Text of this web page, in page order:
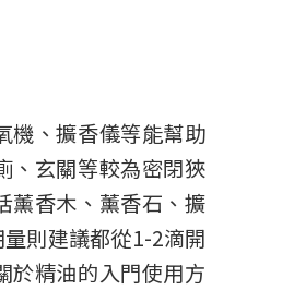
機、擴香儀等能幫助
、玄關等較為密閉狹
薰香木、薰香石、擴
則建議都從1-2滴開
於精油的入門使用方